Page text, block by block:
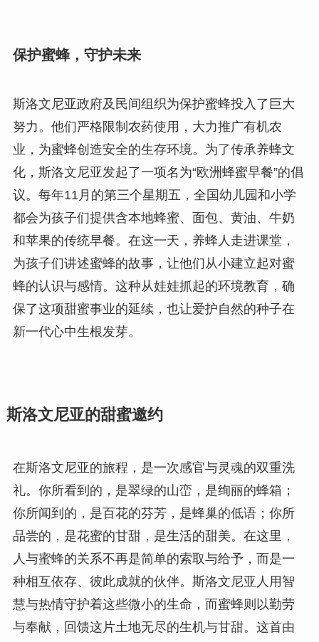
保护蜜蜂，守护未来
斯洛文尼亚政府及民间组织为保护蜜蜂投入了巨大
努力。他们严格限制农药使用，大力推广有机农
业，为蜜蜂创造安全的生存环境。为了传承养蜂文
化，斯洛文尼亚发起了一项名为“欧洲蜂蜜早餐”的倡
议。每年11月的第三个星期五，全国幼儿园和小学
都会为孩子们提供含本地蜂蜜、面包、黄油、牛奶
和苹果的传统早餐。在这一天，养蜂人走进课堂，
为孩子们讲述蜜蜂的故事，让他们从小建立起对蜜
蜂的认识与感情。这种从娃娃抓起的环境教育，确
保了这项甜蜜事业的延续，也让爱护自然的种子在
新一代心中生根发芽。
斯洛文尼亚的甜蜜邀约
在斯洛文尼亚的旅程，是一次感官与灵魂的双重洗
礼。你所看到的，是翠绿的山峦，是绚丽的蜂箱；
你所闻到的，是百花的芬芳，是蜂巢的低语；你所
品尝的，是花蜜的甘甜，是生活的甜美。在这里，
人与蜜蜂的关系不再是简单的索取与给予，而是一
种相互依存、彼此成就的伙伴。斯洛文尼亚人用智
慧与热情守护着这些微小的生命，而蜜蜂则以勤劳
与奉献，回馈这片土地无尽的生机与甘甜。这首由